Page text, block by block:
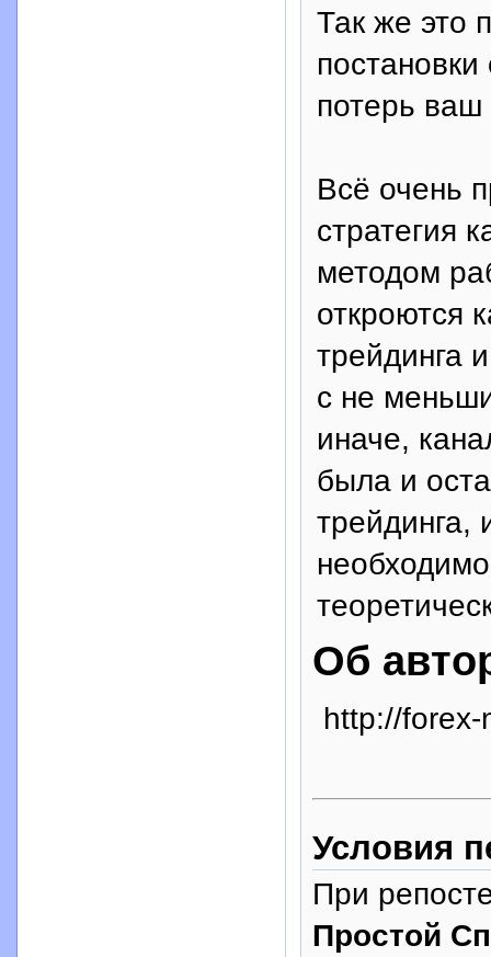
Так же это
потерь ваш
Всё очень
стратегия
методом
откроются
трейдинга
с не
иначе,
была и
трейдинга,
Об
http://forex-
Условия
При
Простой